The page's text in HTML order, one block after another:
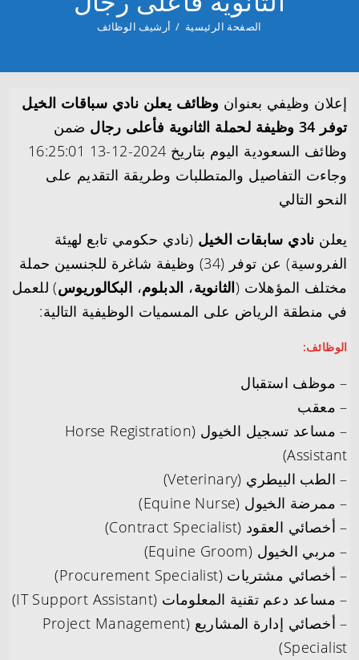
الصفحة الرئيسية / أرشيف الوظائف
إعلان وظيفي بعنوان وظائف يعلن نادي سباقات الخيل
توفر 34 وظيفة لحملة الثانوية فأعلى رجال
ضمن
وظائف السعودية اليوم بتاريخ 2024-12-13 16:25:01
وجاءت التفاصيل والمتطلبات وطريقة التقديم على
النحو التالي
يعلن نادي سابقات الخيل (نادي حكومي تابع لهيئة
الفروسية) عن توفر (34) وظيفة شاغرة للجنسين حملة
مختلف المؤهلات (الثانوية، الدبلوم، البكالوريوس) للعمل
في منطقة الرياض على المسميات الوظيفية التالية:
الوظائف:
– موظف استقبال
– معقب
– مساعد تسجيل الخيول (Horse Registration
Assistant)
– الطب البيطري (Veterinary)
– ممرضة الخيول (Equine Nurse)
– أخصائي العقود (Contract Specialist)
– مربي الخيول (Equine Groom)
– أخصائي مشتريات (Procurement Specialist)
– مساعد دعم تقنية المعلومات (IT Support Assistant)
– أخصائي إدارة المشاريع (Project Management
Specialist)